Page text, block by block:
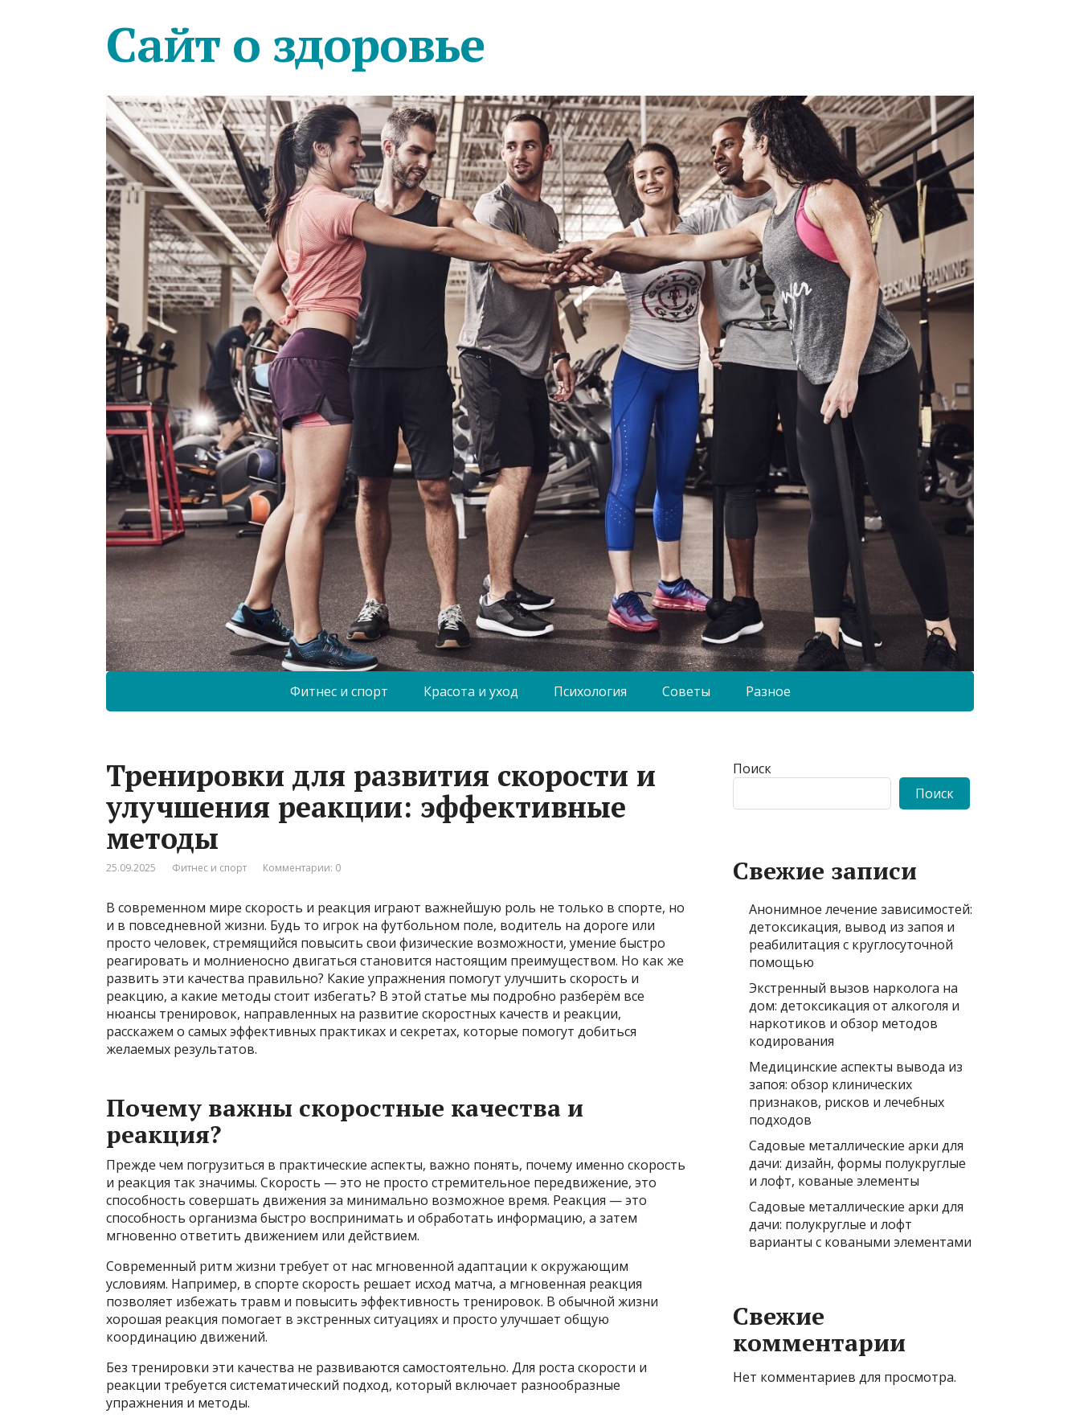
Сайт о здоровье
Фитнес и спорт Красота и уход Психология Советы Разное
Тренировки для развития скорости и
улучшения реакции: эффективные
методы
25.09.2025 Фитнес и спорт Комментарии: 0
В современном мире скорость и реакция играют важнейшую роль не только в спорте, но
и в повседневной жизни. Будь то игрок на футбольном поле, водитель на дороге или
просто человек, стремящийся повысить свои физические возможности, умение быстро
реагировать и молниеносно двигаться становится настоящим преимуществом. Но как же
развить эти качества правильно? Какие упражнения помогут улучшить скорость и
реакцию, а какие методы стоит избегать? В этой статье мы подробно разберём все
нюансы тренировок, направленных на развитие скоростных качеств и реакции,
расскажем о самых эффективных практиках и секретах, которые помогут добиться
желаемых результатов.
Почему важны скоростные качества и
реакция?
Прежде чем погрузиться в практические аспекты, важно понять, почему именно скорость
и реакция так значимы. Скорость — это не просто стремительное передвижение, это
способность совершать движения за минимально возможное время. Реакция — это
способность организма быстро воспринимать и обработать информацию, а затем
мгновенно ответить движением или действием.
Современный ритм жизни требует от нас мгновенной адаптации к окружающим
условиям. Например, в спорте скорость решает исход матча, а мгновенная реакция
позволяет избежать травм и повысить эффективность тренировок. В обычной жизни
хорошая реакция помогает в экстренных ситуациях и просто улучшает общую
координацию движений.
Без тренировки эти качества не развиваются самостоятельно. Для роста скорости и
реакции требуется систематический подход, который включает разнообразные
упражнения и методы.
Поиск
Поиск
Свежие записи
Анонимное лечение зависимостей:
детоксикация, вывод из запоя и
реабилитация с круглосуточной
помощью
Экстренный вызов нарколога на
дом: детоксикация от алкоголя и
наркотиков и обзор методов
кодирования
Медицинские аспекты вывода из
запоя: обзор клинических
признаков, рисков и лечебных
подходов
Садовые металлические арки для
дачи: дизайн, формы полукруглые
и лофт, кованые элементы
Садовые металлические арки для
дачи: полукруглые и лофт
варианты с коваными элементами
Свежие
комментарии
Нет комментариев для просмотра.